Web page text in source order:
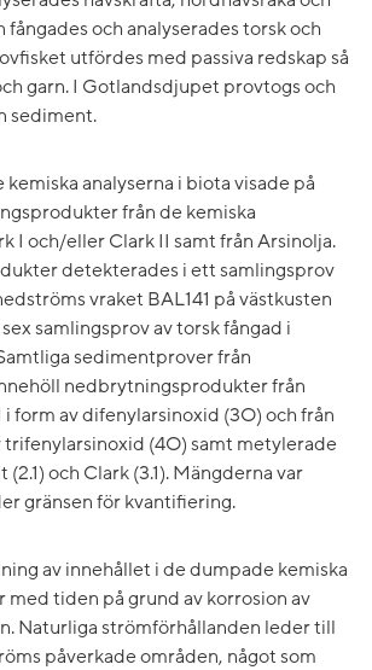
fångades och analyserades torsk och
utfördes med passiva redskap så
garn. I Gotlandsdjupet provtogs och
sediment.
analyserna i biota visade på
från de kemiska
I och/eller Clark II samt från Arsinolja.
detekterades i ett samlingsprov
vraket BAL141 på västkusten
samlingsprov av torsk fångad i
sedimentprover från
nedbrytningsprodukter från
form av difenylarsinoxid (3O) och från
trifenylarsinoxid (4O) samt metylerade
och Clark (3.1). Mängderna var
gränsen för kvantifiering.
av innehållet i de dumpade kemiska
med tiden på grund av korrosion av
Naturliga strömförhållanden leder till
påverkade områden, något som